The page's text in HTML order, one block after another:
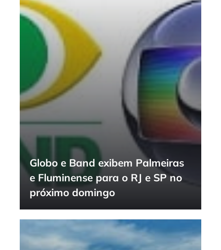
Globo e Band exibem Palmeiras
e Fluminense para o RJ e SP no
próximo domingo